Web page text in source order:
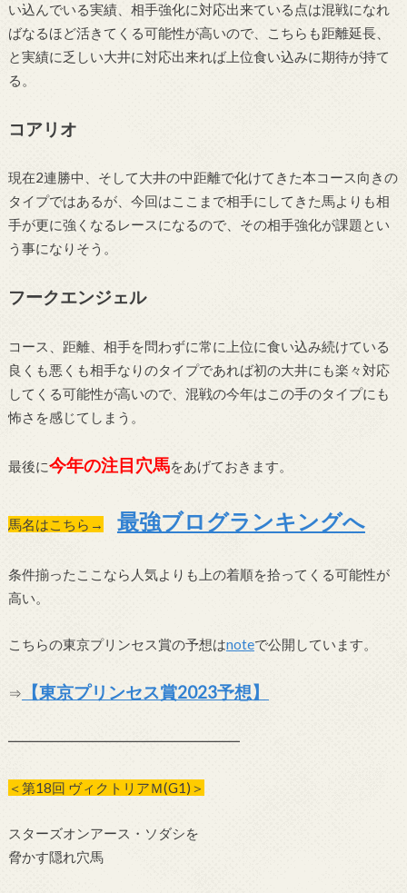
い込んでいる実績、相手強化に対応出来ている点は混戦になれ
ばなるほど活きてくる可能性が高いので、こちらも距離延長、
と実績に乏しい大井に対応出来れば上位食い込みに期待が持て
る。
コアリオ
現在2連勝中、そして大井の中距離で化けてきた本コース向きの
タイプではあるが、今回はここまで相手にしてきた馬よりも相
手が更に強くなるレースになるので、その相手強化が課題とい
う事になりそう。
フークエンジェル
コース、距離、相手を問わずに常に上位に食い込み続けている
良くも悪くも相手なりのタイプであれば初の大井にも楽々対応
してくる可能性が高いので、混戦の今年はこの手のタイプにも
怖さを感じてしまう。
最後に今年の注目穴馬をあげておきます。
馬名はこちら→ 最強ブログランキングへ
条件揃ったここなら人気よりも上の着順を拾ってくる可能性が
高い。
こちらの東京プリンセス賞の予想はnoteで公開しています。
⇒ 【東京プリンセス賞2023予想】
━━━━━━━━━━━━━━━━━
＜第18回 ヴィクトリアＭ(G1)＞
スターズオンアース・ソダシを
脅かす隠れ穴馬